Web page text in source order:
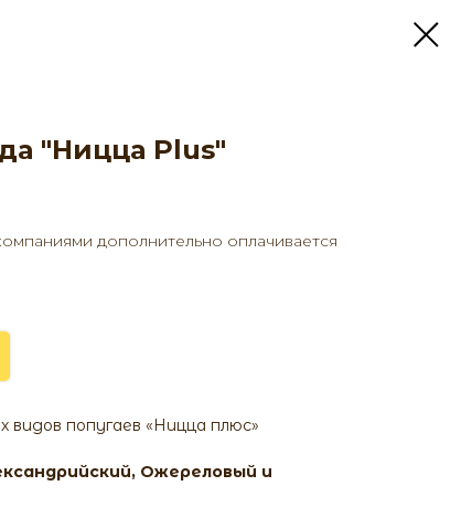
"Ницца Plus"
дополнительно оплачивается
видов попугаев «Ницца плюс»
Ожереловый и